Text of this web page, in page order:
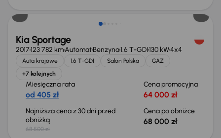
Kia Sportage
2017123 782 kmAutomatBenzyna1.6 T-GDI130 kW4x4
Auta krajowe 1.6 T-GDI Salon Polska
GAZ
+7 kolejnych
Miesięczna rata
od 405 zł
Cena promocyjna
64 000 zł
Najniższa cena z 30 dni przed
obniżką
68 500 zł
Cena po obniżce
68 000 zł
Możliwość odliczenia VAT